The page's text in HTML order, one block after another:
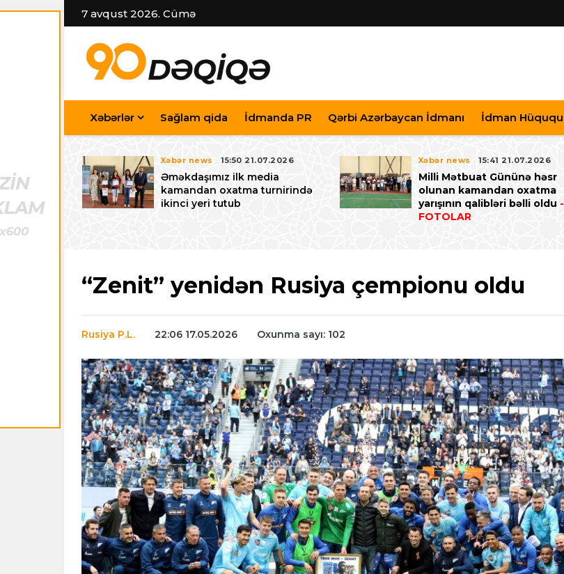
7 avqust 2026. Cümə
Xəbərlər Sağlam qida İdmanda PR Qərbi Azərbaycan İdmanı İdman Hüququ
U-15
festivalı ilə
Xəbər news 15:50 21.07.2026
Əməkdaşımız ilk media
kamandan oxatma turnirində
ikinci yeri tutub
Xəbər news 15:41 21.07.2026
Milli Mətbuat Gününə həsr
olunan kamandan oxatma
yarışının qalibləri bəlli oldu -
FOTOLAR
“Zenit” yenidən Rusiya çempionu oldu
Rusiya P.L. 22:06 17.05.2026 Oxunma sayı: 102